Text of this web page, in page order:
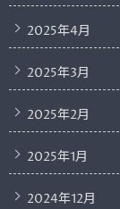
2025年4月
2025年3月
2025年2月
2025年1月
2024年12月